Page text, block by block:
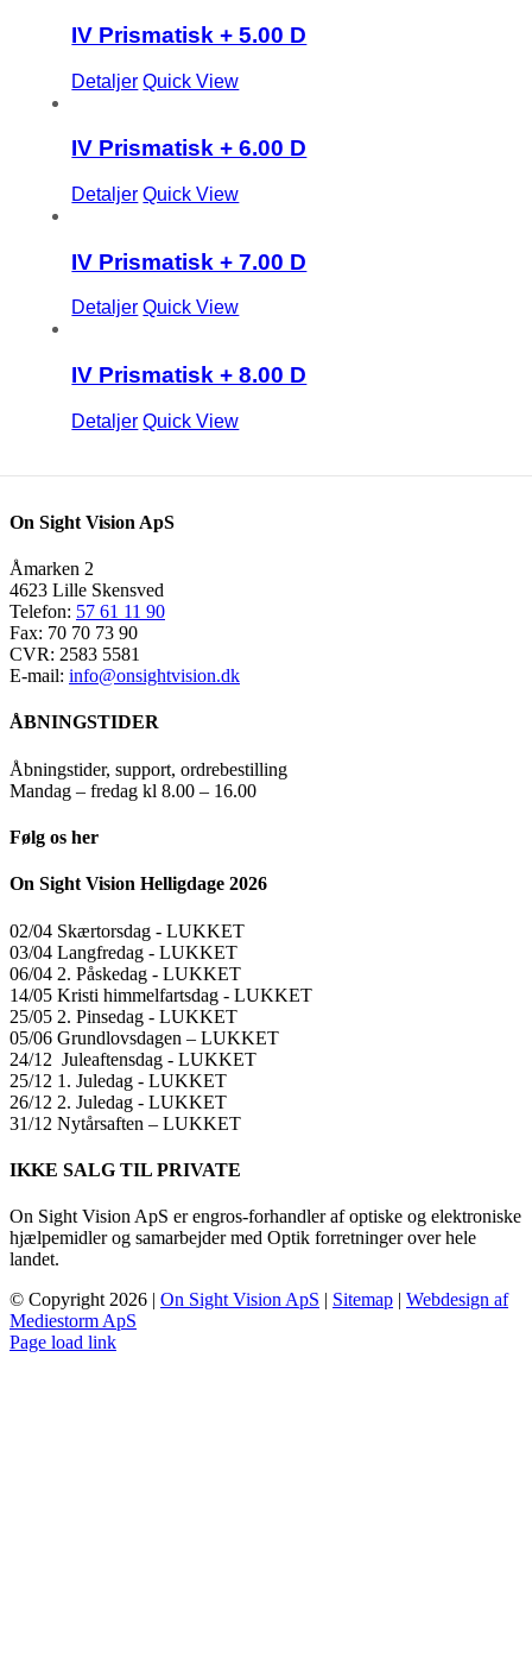
IV Prismatisk + 5.00 D
Detaljer Quick View
IV Prismatisk + 6.00 D
Detaljer Quick View
IV Prismatisk + 7.00 D
Detaljer Quick View
IV Prismatisk + 8.00 D
Detaljer Quick View
On Sight Vision ApS
Åmarken 2
4623 Lille Skensved
Telefon: 57 61 11 90
Fax: 70 70 73 90
CVR: 2583 5581
E-mail: info@onsightvision.dk
ÅBNINGSTIDER
Åbningstider, support, ordrebestilling
Mandag – fredag kl 8.00 – 16.00
Følg os her
On Sight Vision Helligdage 2026
02/04 Skærtorsdag ​​- LUKKET
03/04 Langfredag ​​- LUKKET
06/04 2. Påskedag ​​- LUKKET
14/05 Kristi himmelfartsdag ​​- LUKKET
25/05 2. Pinsedag ​​- LUKKET
05/06 Grundlovsdagen – LUKKET
24/12 Juleaftensdag ​​- LUKKET
25/12 1. Juledag ​​- LUKKET
26/12 2. Juledag ​​- LUKKET
31/12 Nytårsaften – LUKKET
IKKE SALG TIL PRIVATE
On Sight Vision ApS er engros-forhandler af optiske og elektroniske
hjælpemidler og samarbejder med Optik forretninger over hele
landet.
© Copyright 2026 | On Sight Vision ApS | Sitemap | Webdesign af
Mediestorm ApS
Page load link